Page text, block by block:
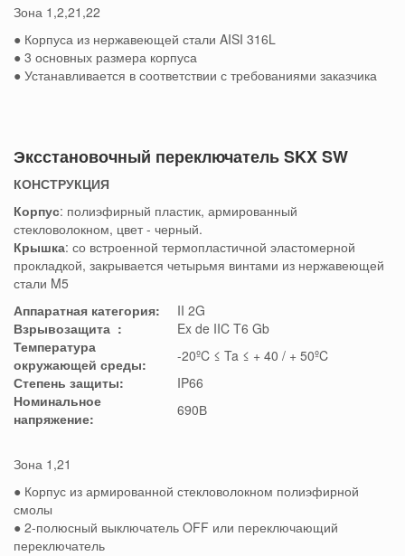
Зона 1,2,21,22
● Корпуса из нержавеющей стали AISI 316L
● 3 основных размера корпуса
● Устанавливается в соответствии с требованиями заказчика
Эксстановочный переключатель SKX SW
КОНСТРУКЦИЯ
Корпус: полиэфирный пластик, армированный
стекловолокном, цвет - черный.
Крышка: со встроенной термопластичной эластомерной
прокладкой, закрывается четырьмя винтами из нержавеющей
стали M5
Аппаратная категория:
II 2G
Взрывозащита :
Ex de IIC T6 Gb
Температура
окружающей среды:
-20ºC ≤ Ta ≤ + 40 / + 50ºC
Степень защиты:
IP66
Номинальное
напряжение:
690В
Зона 1,21
● Корпус из армированной стекловолокном полиэфирной
смолы
● 2-полюсный выключатель OFF или переключающий
переключатель